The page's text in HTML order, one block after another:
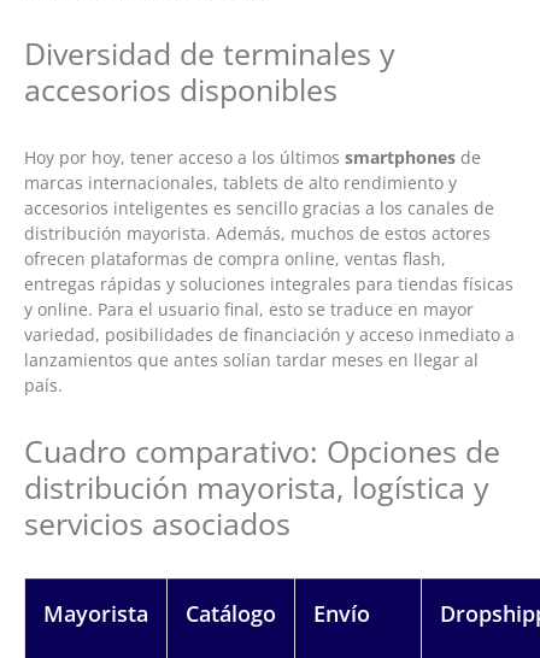
Diversidad de terminales y
accesorios disponibles
Hoy por hoy, tener acceso a los últimos smartphones de
marcas internacionales, tablets de alto rendimiento y
accesorios inteligentes es sencillo gracias a los canales de
distribución mayorista. Además, muchos de estos actores
ofrecen plataformas de compra online, ventas flash,
entregas rápidas y soluciones integrales para tiendas físicas
y online. Para el usuario final, esto se traduce en mayor
variedad, posibilidades de financiación y acceso inmediato a
lanzamientos que antes solían tardar meses en llegar al
país.
Cuadro comparativo: Opciones de
distribución mayorista, logística y
servicios asociados
Mayorista Catálogo Envío